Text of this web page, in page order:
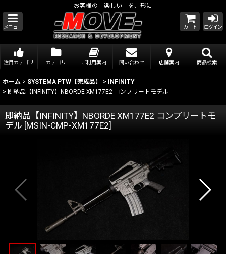
お客様の「楽しい」を、形に
メニュー カート ログイン
注目カテゴリ カテゴリ ご利用案内 問い合わせ 店舗案内 商品検索
ホーム > SYSTEMA PTW【完成品】 >
INFINITY
> 即納品【INFINITY】NBORDE XM177E2 コンプリートモデル
即納品【INFINITY】NBORDE XM177E2 コンプリートモ
デル [MSIN-CMP-XM177E2]